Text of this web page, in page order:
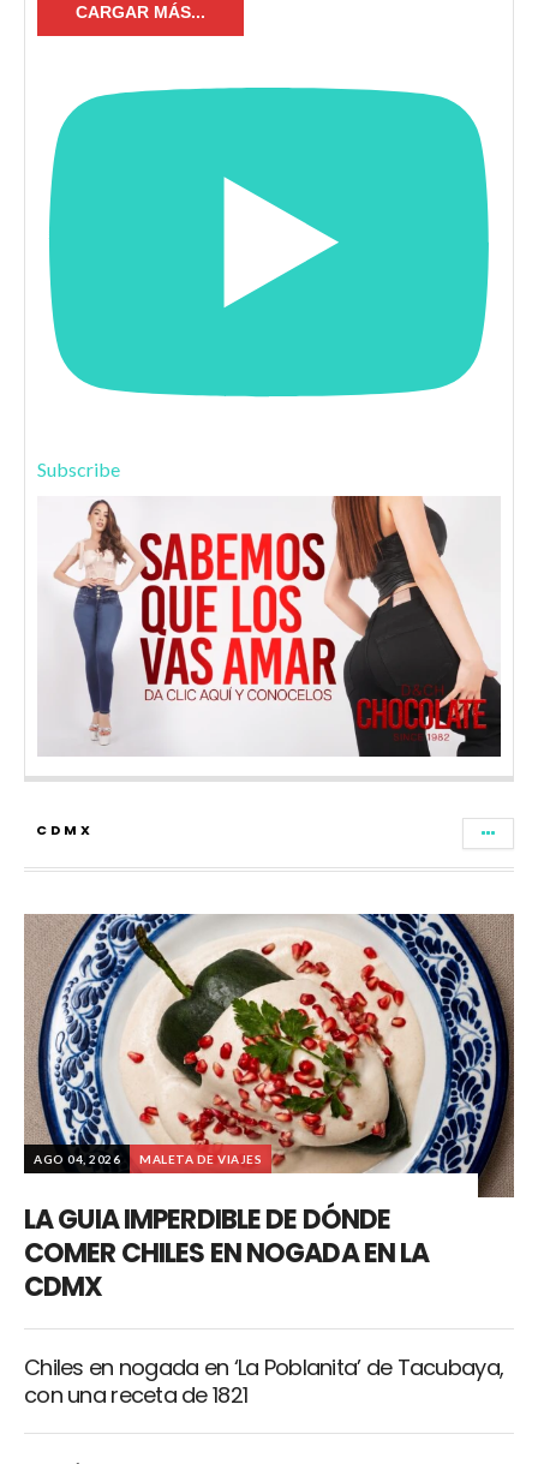
CARGAR MÁS...
Subscribe
CDMX
AGO 04, 2026 MALETA DE VIAJES
LA GUIA IMPERDIBLE DE DÓNDE
COMER CHILES EN NOGADA EN LA
CDMX
Chiles en nogada en ‘La Poblanita’ de Tacubaya,
con una receta de 1821